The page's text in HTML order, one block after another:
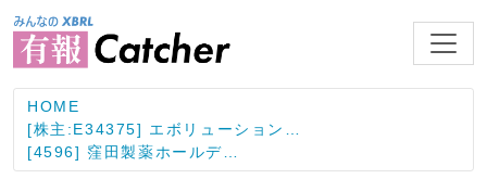
HOME
[株主:E34375] エボリューション…
[4596] 窪田製薬ホールデ…